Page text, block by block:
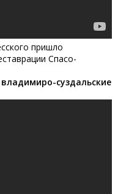
пришло
Спасо-
суздальские